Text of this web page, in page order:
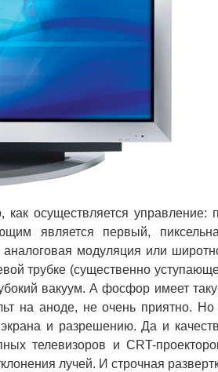
осуществляется управление:
является первый,
модуляция или
трубке (существенно
вакуум. А фосфор имеет
на аноде, не очень приятно. Но
и разрешению. Да и
телевизоров и CRT-
лучей. И строчная